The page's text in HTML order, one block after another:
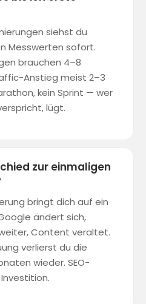
siehst du
Messwerten sofort.
brauchen 4–8
Anstieg meist 2–3
kein Sprint — wer
lügt.
zur einmaligen
bringt dich auf ein
ändert sich,
Content veraltet.
verlierst du die
wieder. SEO-